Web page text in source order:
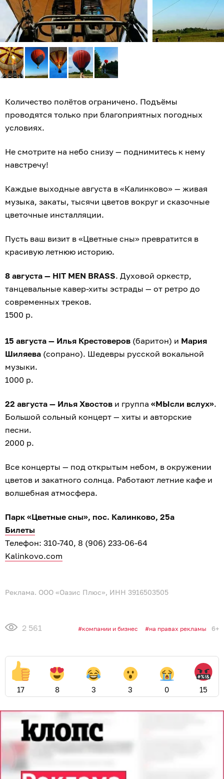
Количество полётов ограничено. Подъёмы
проводятся только при благоприятных погодных
условиях.
Не смотрите на небо снизу — поднимитесь к нему
навстречу!
Каждые выходные августа в «Калинково» — живая
музыка, закаты, тысячи цветов вокруг и сказочные
цветочные инсталляции.
Пусть ваш визит в «Цветные сны» превратится в
красивую летнюю историю.
8 августа — HIT MEN BRASS. Духовой оркестр,
танцевальные кавер-хиты эстрады — от ретро до
современных треков.
1500 р.
15 августа — Илья Крестоверов (баритон) и Мария
Шиляева (сопрано). Шедевры русской вокальной
музыки.
1000 р.
22 августа — Илья Хвостов и группа «МЫсли вслух».
Большой сольный концерт — хиты и авторские
песни.
2000 р.
Все концерты — под открытым небом, в окружении
цветов и закатного солнца. Работают летние кафе и
волшебная атмосфера.
Парк «Цветные сны», пос. Калинково, 25а
Билеты
Телефон: 310-740, 8 (906) 233-06-64
Kalinkovo.com
Реклама. ООО «Оазис Плюс», ИНН 3916503505
2 561 компании и бизнес на правах рекламы 6+
17 8 3 3 0 15